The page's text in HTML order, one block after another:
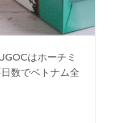
はホーチミ
数でベトナム全